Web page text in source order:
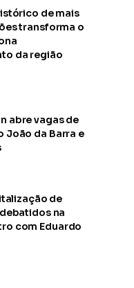
de mais
transforma o
da região
abre vagas de
João da Barra e
de
na
com Eduardo